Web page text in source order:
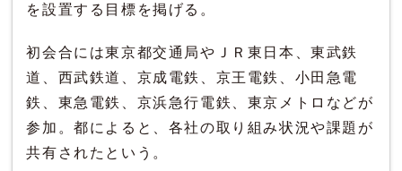
を設置する目標を掲げる。
初会合には東京都交通局やＪＲ東日本、東武鉄
道、西武鉄道、京成電鉄、京王電鉄、小田急電
鉄、東急電鉄、京浜急行電鉄、東京メトロなどが
参加。都によると、各社の取り組み状況や課題が
共有されたという。